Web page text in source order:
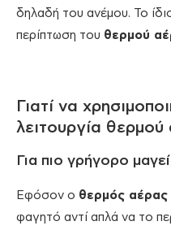
δηλαδή του ανέμου. Το
περίπτωση του θερμού
Γιατί να
λειτουργία θερμού
Για πιο γρήγορο
Εφόσον ο θερμός αέρας
φαγητό αντί απλά να το